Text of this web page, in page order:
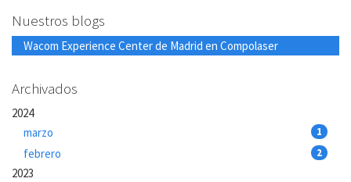
Nuestros blogs
Wacom Experience Center de Madrid en Compolaser
Archivados
2024
marzo
1
febrero 2
2023